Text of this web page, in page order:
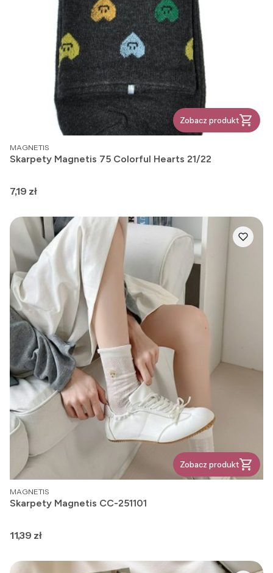
Zobacz produkt
PRODUCENT
MAGNETIS
Skarpety Magnetis 75 Colorful Hearts 21/22
Cena
7,19 zł
Zobacz produkt
PRODUCENT
MAGNETIS
Skarpety Magnetis CC-251101
Cena
11,39 zł